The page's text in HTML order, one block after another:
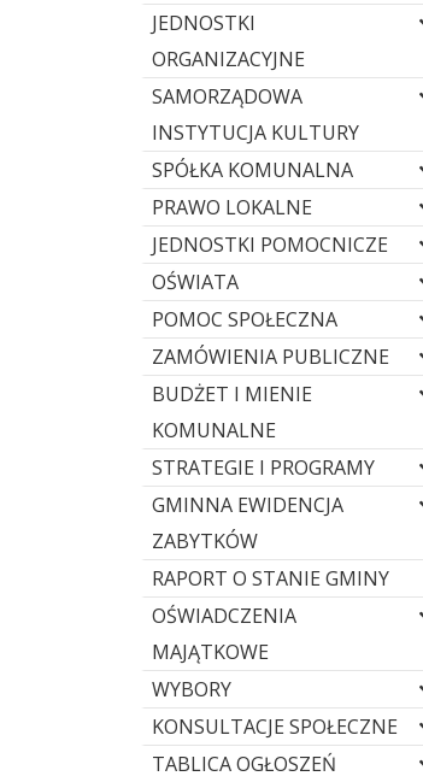
JEDNOSTKI
ORGANIZACYJNE
SAMORZĄDOWA
INSTYTUCJA KULTURY
SPÓŁKA KOMUNALNA
PRAWO LOKALNE
JEDNOSTKI POMOCNICZE
OŚWIATA
POMOC SPOŁECZNA
ZAMÓWIENIA PUBLICZNE
BUDŻET I MIENIE
KOMUNALNE
STRATEGIE I PROGRAMY
GMINNA EWIDENCJA
ZABYTKÓW
RAPORT O STANIE GMINY
OŚWIADCZENIA
MAJĄTKOWE
WYBORY
KONSULTACJE SPOŁECZNE
TABLICA OGŁOSZEŃ